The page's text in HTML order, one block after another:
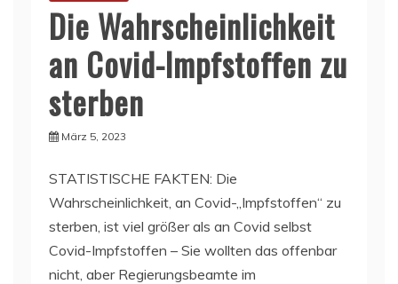
Die Wahrscheinlichkeit
an Covid-Impfstoffen zu
sterben
März 5, 2023
STATISTISCHE FAKTEN: Die
Wahrscheinlichkeit, an Covid-„Impfstoffen“ zu
sterben, ist viel größer als an Covid selbst
Covid-Impfstoffen – Sie wollten das offenbar
nicht, aber Regierungsbeamte im